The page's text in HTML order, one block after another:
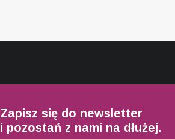
Zapisz się do newsletter
i pozostań z nami na dłużej.